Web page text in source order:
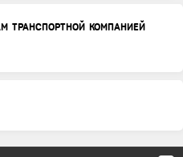
ТРАНСПОРТНОЙ КОМПАНИЕЙ